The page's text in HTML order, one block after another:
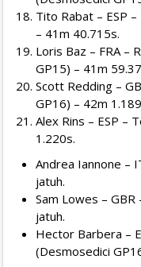
Tito Rabat – ESP
– 41m 40.715s.
Loris Baz – FRA –
GP15) – 41m
Scott Redding –
GP16) – 42m
Alex Rins – ESP –
1.220s.
Andrea Iannone –
jatuh.
Sam Lowes – GBR
jatuh.
Hector Barbera –
(Desmosedici